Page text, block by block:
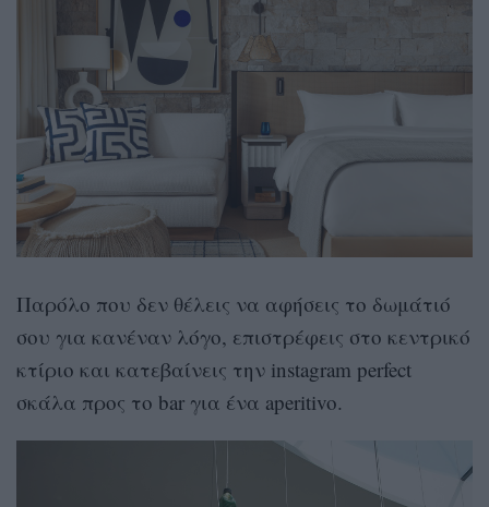
Παρόλο που δεν θέλεις να αφήσεις το δωμάτιό
σου για κανέναν λόγο, επιστρέφεις στο κεντρικό
κτίριο και κατεβαίνεις την instagram perfect
σκάλα προς το bar για ένα aperitivo.